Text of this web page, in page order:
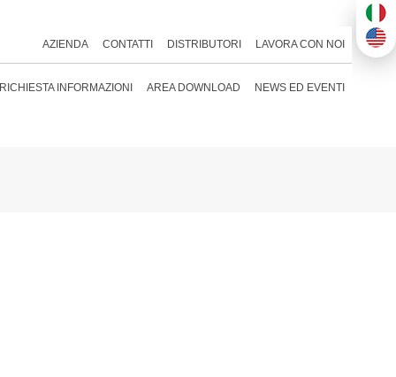
AZIENDA CONTATTI DISTRIBUTORI LAVORA CON NOI
RICHIESTA INFORMAZIONI AREA DOWNLOAD NEWS ED EVENTI